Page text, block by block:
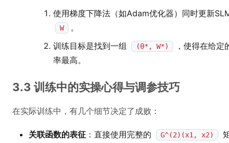
使用梯度下降法（如Adam优化器）同时更新
W
。
训练目标是找到一组
(θ*, W*)
，使得在给
率最高。
3.3 训练中的实操心得与调参技巧
在实际训练中，有几个细节决定了成败：
关联函数的表征 ：直接使用完整的 G^(2)(x1, x2)